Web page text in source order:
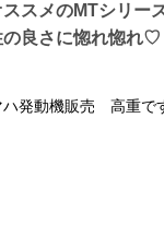
スメのMTシリー
の良さに惚れ惚れ♡
ハ発動機販売 高重で